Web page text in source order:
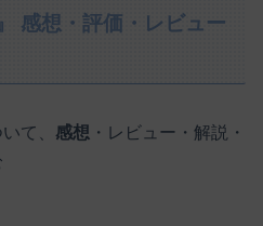
感想・評価・レビュー
て、 感想 ・レビュー・解説・